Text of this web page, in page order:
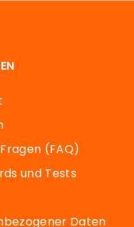
(FAQ)
und Tests
Daten